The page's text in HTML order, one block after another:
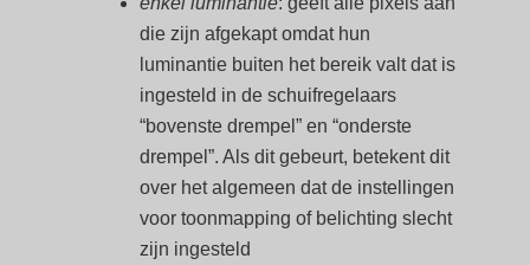
die zijn afgekapt omdat hun
luminantie buiten het bereik valt dat is
ingesteld in de schuifregelaars
“bovenste drempel” en “onderste
drempel”. Als dit gebeurt, betekent dit
over het algemeen dat de instellingen
voor toonmapping of belichting slecht
zijn ingesteld